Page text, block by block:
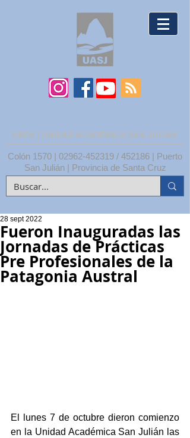
UNPA | UNIDAD ACADÉMICA SAN JULIÁN
Colón 1570 | 02962-452319 / 452186 | Puerto
San Julián | Provincia de Santa Cruz
Fueron Inauguradas las
Jornadas de Prácticas
Pre Profesionales de la
Patagonia Austral
28 sept 2022
El lunes 7 de octubre dieron comienzo
en la Unidad Académica San Julián las